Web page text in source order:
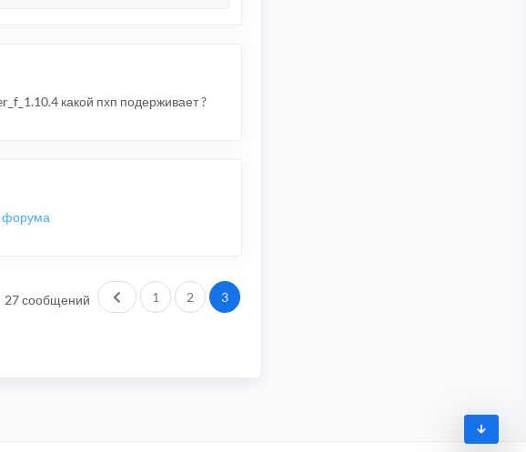
какой пхп подерживает ?
форума
27 сообщений Пред.
1 2 3